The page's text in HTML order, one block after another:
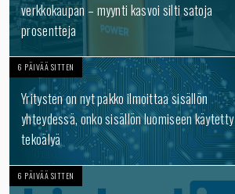
verkkokaupan – myynti kasvoi silti satoja
prosentteja
6 PÄIVÄÄ SITTEN
Yritysten on nyt pakko ilmoittaa sisällön
yhteydessä, onko sisällön luomiseen käytetty
tekoälyä
6 PÄIVÄÄ SITTEN